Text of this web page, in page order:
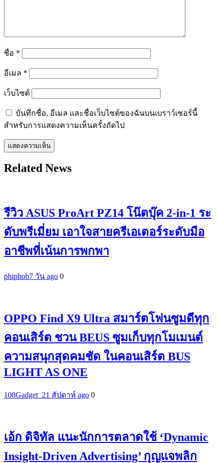
ชื่อ *
อีเมล *
เว็บไซต์
บันทึกชื่อ, อีเมล และชื่อเว็บไซต์ของฉันบนเบราว์เซอร์นี้
สำหรับการแสดงความเห็นครั้งถัดไป
Related News
รีวิว ASUS ProArt PZ14 โน๊ตบุ๊ค 2-in-1 ระ
ดับพรีเมี่ยม เอาใจสายครีเอเตอร์ระดับมือ
อาชีพที่เน้นการพกพา
phiphob7 วัน ago 0
OPPO Find X9 Ultra สมาร์ตโฟนซูมดีทุก
คอนเสิร์ต ชวน BEUS ซูมเก็บทุกโมเมนต์
ความสนุกสุดคมชัด ในคอนเสิร์ต BUS
LIGHT AS ONE
108Gadget_21 สัปดาห์ ago 0
เอ้ก ดิจิทัล แนะนักการตลาดใช้ ‘Dynamic
Insight-Driven Advertising’ กุญแจพลิก